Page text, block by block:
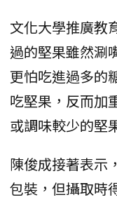
文化大學推廣教
過的堅果雖然涮
更怕吃進過多的
吃堅果，反而加
或調味較少的堅
陳俊成接著表示
包裝，但攝取時